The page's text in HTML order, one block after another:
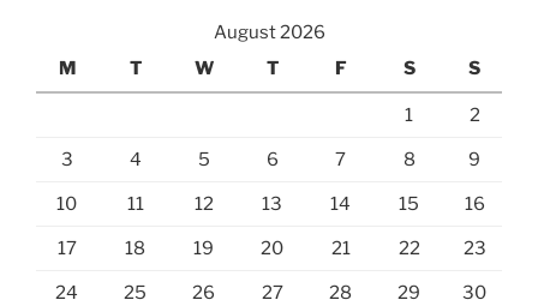
August 2026
M
T W T F S S
1 2
3 4 5 6 7 8 9
10 11 12 13 14 15 16
17 18 19 20 21 22 23
24 25 26 27 28 29 30